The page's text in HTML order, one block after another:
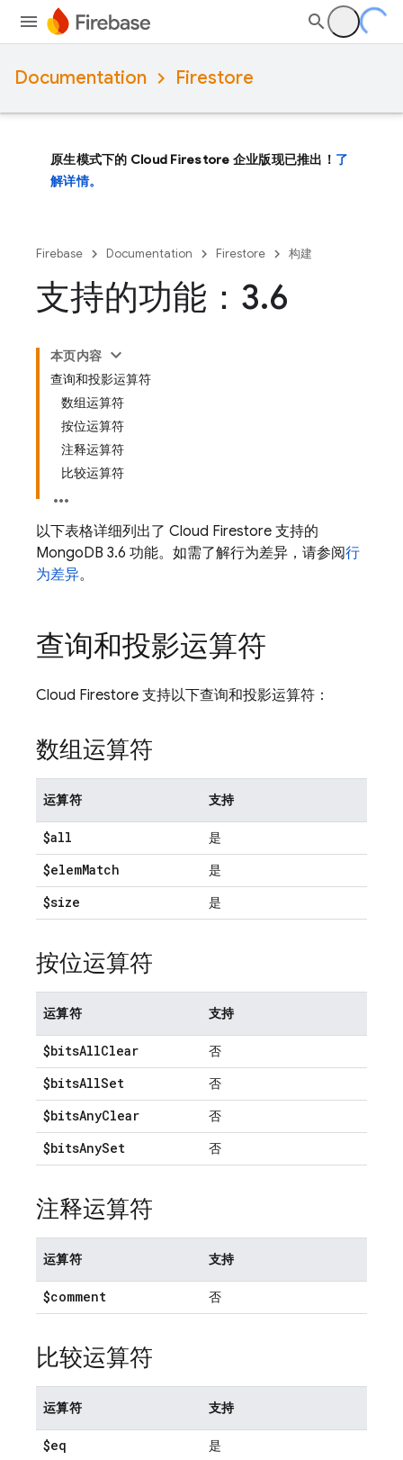
Documentation Firestore
原生模式下的 Cloud Firestore 企业版现已推出！ 了
解详情。
Firebase Documentation Firestore 构建
支持的功能：3.6
本页内容
查询和投影运算符
数组运算符
按位运算符
注释运算符
比较运算符
以下表格详细列出了 Cloud Firestore 支持的
MongoDB 3.6 功能。如需了解行为差异，请参阅行
为差异。
查询和投影运算符
Cloud Firestore 支持以下查询和投影运算符：
数组运算符
运算符 支持
$all 是
$elemMatch 是
$size 是
按位运算符
运算符 支持
$bitsAllClear 否
$bitsAllSet 否
$bitsAnyClear 否
$bitsAnySet 否
注释运算符
运算符 支持
$comment 否
比较运算符
运算符 支持
$eq 是